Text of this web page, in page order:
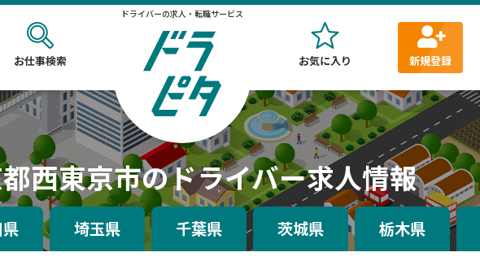
ドライバーの求人・転職サービス
お仕事検索 お気に入り 新規登録
西東京市のドライバー求人情報
埼玉県 千葉県 茨城県 栃木県